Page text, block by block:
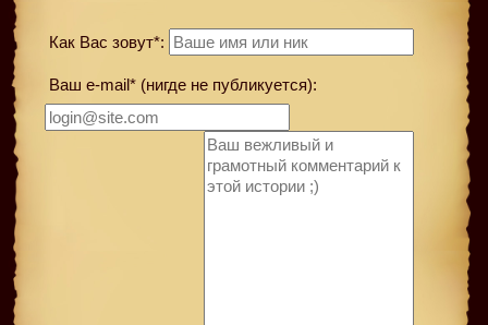
Как Вас зовут*:
Ваш e-mail* (нигде не публикуется):